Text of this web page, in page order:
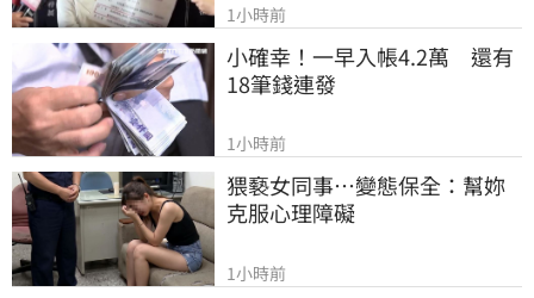
1小時前
小確幸！一早入帳4.2萬　還有
18筆錢連發
1小時前
猥褻女同事…變態保全：幫妳
克服心理障礙
1小時前